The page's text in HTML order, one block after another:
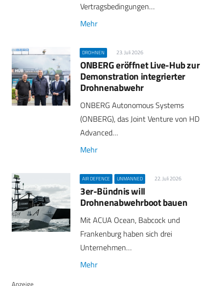
Vertragsbedingungen…
Mehr
DROHNEN 23. Juli 2026
ONBERG eröffnet Live-Hub zur
Demonstration integrierter
Drohnenabwehr
ONBERG Autonomous Systems
(ONBERG), das Joint Venture von HD
Advanced…
Mehr
AIR DEFENCE UNMANNED 22. Juli 2026
3er-Bündnis will
Drohnenabwehrboot bauen
Mit ACUA Ocean, Babcock und
Frankenburg haben sich drei
Unternehmen…
Mehr
Anzeige